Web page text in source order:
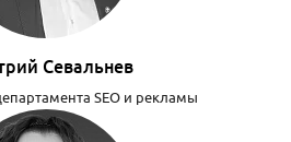
Севальнев
SEO и рекламы